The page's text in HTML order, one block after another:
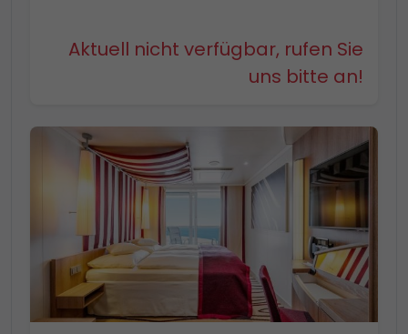
Aktuell nicht verfügbar, rufen Sie
uns bitte an!